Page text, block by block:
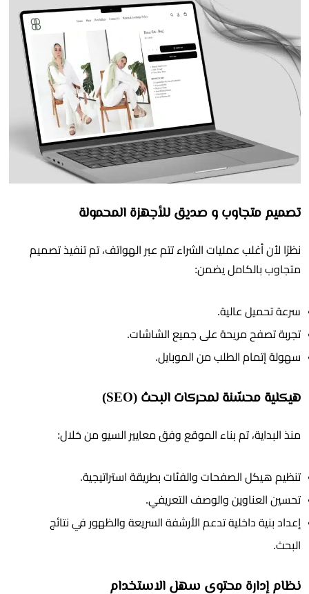
تصميم متجاوب و صديق للأجهزة المحمولة
نظرًا لأن أغلب عمليات الشراء تتم عبر الهواتف، تم تنفيذ تصميم
متجاوب بالكامل يضمن:
سرعة تحميل عالية.
تجربة تصفح مريحة على جميع الشاشات.
سهولة إتمام الطلب من الموبايل.
هيكلية محسّنة لمحركات البحث (SEO)
منذ البداية، تم بناء الموقع وفق معايير السيو من خلال:
تنظيم هيكل الصفحات والفئات بطريقة استراتيجية.
تحسين العناوين والوصف التعريفي.
إعداد بنية داخلية تدعم الأرشفة السريعة والظهور في نتائج
البحث.
نظام إدارة محتوى سهل الاستخدام